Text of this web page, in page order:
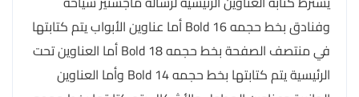
وفنادق بخط حجمه 16 Bold أما عناوين الأبواب يتم كتابتها
في منتصف الصفحة بخط حجمه 18 Bold أما العناوين تحت
الرئيسية يتم كتابتها بخط حجمه 14 Bold وأما العناوين